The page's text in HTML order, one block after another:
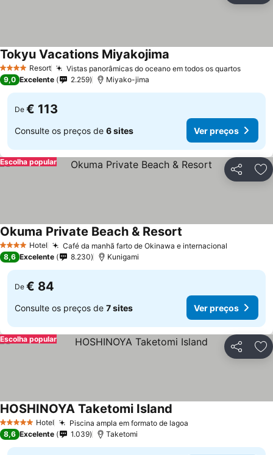
4 EstrelasResort Vistas panorâmicas do oceano em todos os quartos
Tokyu Vacations Miyakojima
9,0 Excelente 2.259 Miyako-jima
De € 113
Consulte os preços de 6 sites Ver preços
Partilhar
Escolha popular
4 EstrelasHotel Café da manhã farto de Okinawa e internacional
Okuma Private Beach & Resort
8,6 Excelente 8.230 Kunigami
De € 84
Consulte os preços de 7 sites Ver preços
Partilhar
Escolha popular
5 Estrelas Hotel Piscina ampla em formato de lagoa
HOSHINOYA Taketomi Island
8,6 Excelente 1.039 Taketomi